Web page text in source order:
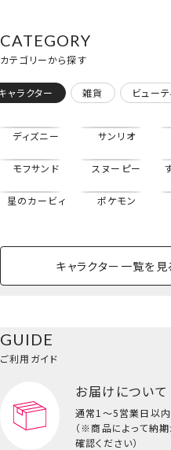
ペットボトルホルダー
粧美堂 shobido
CATEGORY
カテゴリーから探す
ャラクター 雑貨 ビュー
ディズニー サンリオ
モフサンド スヌーピー
星のカービィ ポケモン
キャラクター一覧を見
イクアップ
ビューティーコスメ一覧
バッグ・タオル・
小物
キッズ一覧を見る
GUIDE
ご利用ガイド
お届けについて
通常1～5営業日以内
（※商品によって納
確認ください）